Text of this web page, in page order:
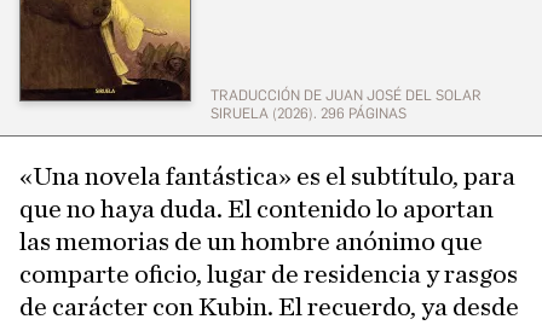
TRADUCCIÓN DE JUAN JOSÉ DEL SOLAR
SIRUELA (2026). 296 PÁGINAS
«Una novela fantástica» es el subtítulo, para
que no haya duda. El contenido lo aportan
las memorias de un hombre anónimo que
comparte oficio, lugar de residencia y rasgos
de carácter con Kubin. El recuerdo, ya desde